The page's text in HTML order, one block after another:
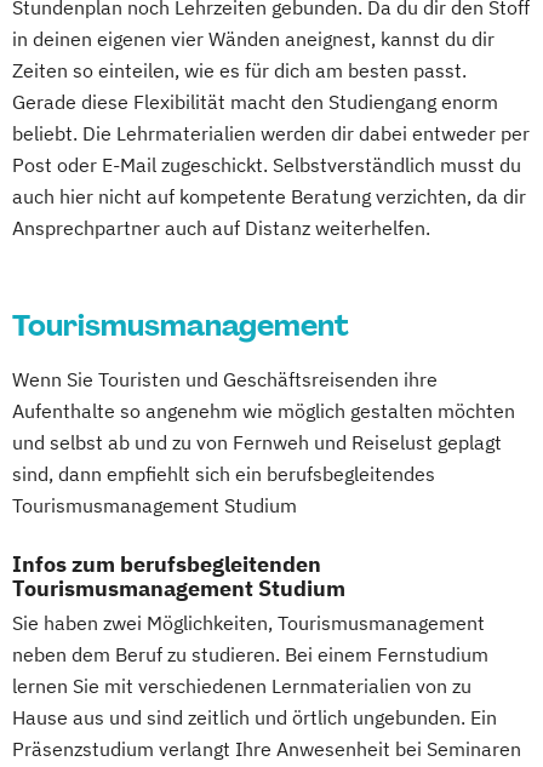
Digital Product Management
Digital Transformation Management -
Gesundheitswesen
Digitale Betriebswirtschaftslehre
Digitale Transformation Diätetik
E-Beratung in der Pädagogik
E-Commerce Elektrotechnik
Entrepreneurship (DE/EN) Ergotherapie
Ernährungswissenschaften
Eventmanagement Facility Management
Finance
Accounting und Taxation (DE/EN)
Finanzmanagement
Fintech Fitnessökonomie
Gartenbau
General Management
Gerontologie
Gesundheits- und Pflegepädagogik
Gesundheitsmanagement
Gesundheitspsychologie
Stundenplan noch Lehrzeiten gebunden. Da du dir den Stoff
in deinen eigenen vier Wänden aneignest, kannst du dir
Zeiten so einteilen, wie es für dich am besten passt.
Gerade diese Flexibilität macht den Studiengang enorm
beliebt. Die Lehrmaterialien werden dir dabei entweder per
Post oder E-Mail zugeschickt. Selbstverständlich musst du
auch hier nicht auf kompetente Beratung verzichten, da dir
Ansprechpartner auch auf Distanz weiterhelfen.
Tourismusmanagement
Wenn Sie Touristen und Geschäftsreisenden ihre
Aufenthalte so angenehm wie möglich gestalten möchten
und selbst ab und zu von Fernweh und Reiselust geplagt
sind, dann empfiehlt sich ein berufsbegleitendes
Tourismusmanagement Studium
Infos zum berufsbegleitenden
Tourismusmanagement Studium
Sie haben zwei Möglichkeiten, Tourismusmanagement
neben dem Beruf zu studieren. Bei einem Fernstudium
lernen Sie mit verschiedenen Lernmaterialien von zu
Hause aus und sind zeitlich und örtlich ungebunden. Ein
Präsenzstudium verlangt Ihre Anwesenheit bei Seminaren